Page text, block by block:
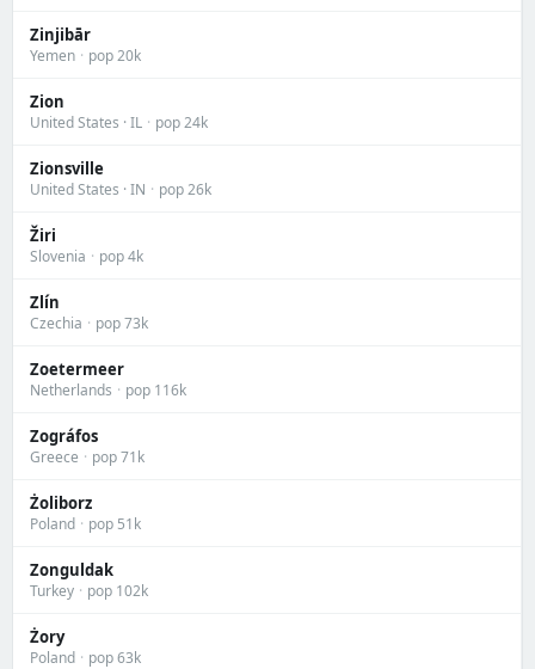
Zinjibār
Yemen · pop 20k
Zion
United States · IL · pop 24k
Zionsville
United States · IN · pop 26k
Žiri
Slovenia · pop 4k
Zlín
Czechia · pop 73k
Zoetermeer
Netherlands · pop 116k
Zográfos
Greece · pop 71k
Żoliborz
Poland · pop 51k
Zonguldak
Turkey · pop 102k
Żory
Poland · pop 63k